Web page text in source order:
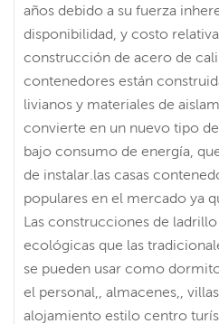
años debido a su fuerza
disponibilidad, y costo
construcción de acero de
contenedores están
livianos y materiales de
convierte en un nuevo tipo
bajo consumo de energía,
de instalar.las casas
populares en el mercado ya
Las construcciones de
ecológicas que las
se pueden usar como
el personal,, almacenes,,
alojamiento estilo centro